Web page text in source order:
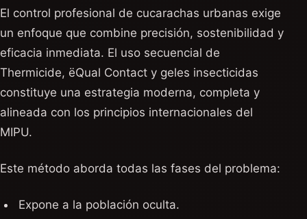
El control profesional de cucarachas urbanas exige
un enfoque que combine precisión, sostenibilidad y
eficacia inmediata. El uso secuencial de
Thermicide, ëQual Contact y geles insecticidas
constituye una estrategia moderna, completa y
alineada con los principios internacionales del
MIPU.
Este método aborda todas las fases del problema:
Expone a la población oculta.